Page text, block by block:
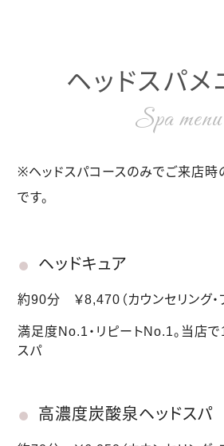
ヘッドスパメ
Spa menu
※ヘッドスパコースのみでご来店時
です。
ヘッドキュア
約90分 ￥8,470 （カウンセリング・
満足度No.1・リピートNo.1。当店で
スパ
高濃度炭酸泉ヘッドスパ